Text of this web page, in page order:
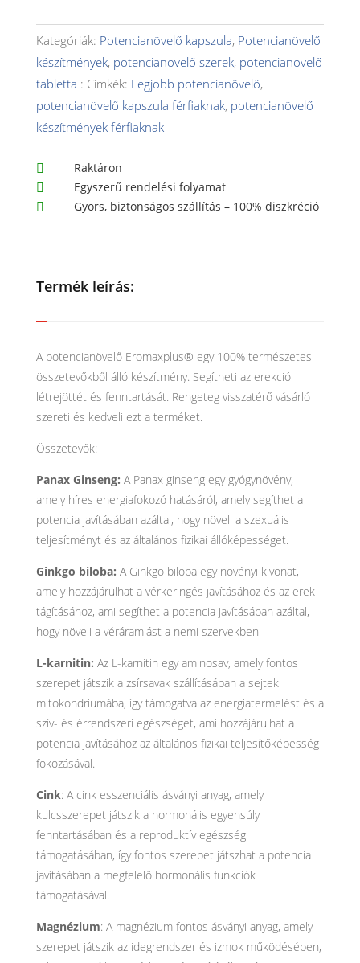
potencianövelő
kapszula
Árkedvezmény
+
Ingyenes
szállítás
mennyiség
Kategóriák: Potencianövelő kapszula, Potencianövelő
készítmények, potencianövelő szerek, potencianövelő
tabletta
Címkék: Legjobb potencianövelő,
potencianövelő kapszula férfiaknak, potencianövelő
készítmények férfiaknak
 Raktáron
 Egyszerű rendelési folyamat
 Gyors, biztonságos szállítás – 100% diszkréció
Termék leírás:
A potencianövelő Eromaxplus® egy 100% természetes
összetevőkből álló készítmény. Segítheti az erekció
létrejöttét és fenntartását. Rengeteg visszatérő vásárló
szereti és kedveli ezt a terméket.
Összetevők:
Panax Ginseng: A Panax ginseng egy gyógynövény,
amely híres energiafokozó hatásáról, amely segíthet a
potencia javításában azáltal, hogy növeli a szexuális
teljesítményt és az általános fizikai állóképességet.
Ginkgo biloba: A Ginkgo biloba egy növényi kivonat,
amely hozzájárulhat a vérkeringés javításához és az erek
tágításához, ami segíthet a potencia javításában azáltal,
hogy növeli a véráramlást a nemi szervekben
L-karnitin: Az L-karnitin egy aminosav, amely fontos
szerepet játszik a zsírsavak szállításában a sejtek
mitokondriumába, így támogatva az energiatermelést és a
szív- és érrendszeri egészséget, ami hozzájárulhat a
potencia javításához az általános fizikai teljesítőképesség
fokozásával.
Cink: A cink esszenciális ásványi anyag, amely
kulcsszerepet játszik a hormonális egyensúly
fenntartásában és a reproduktív egészség
támogatásában, így fontos szerepet játszhat a potencia
javításában a megfelelő hormonális funkciók
támogatásával.
Magnézium: A magnézium fontos ásványi anyag, amely
szerepet játszik az idegrendszer és izmok működésében,